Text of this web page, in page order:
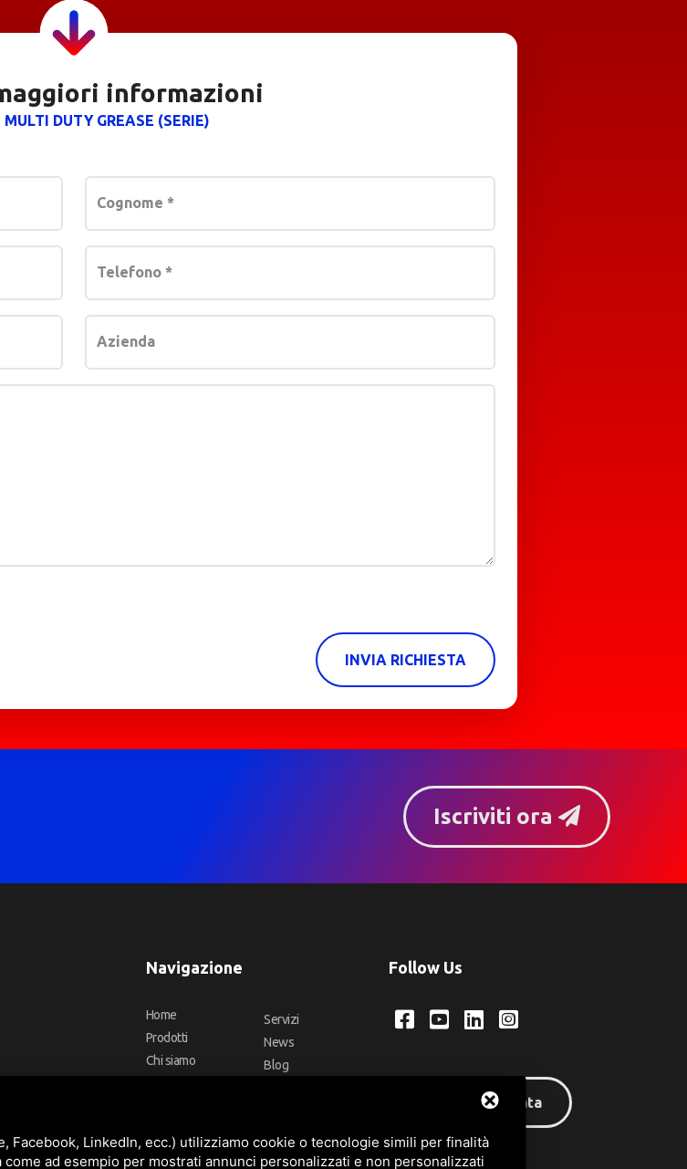
informazioni
MULTI DUTY GREASE (SERIE)
Cognome *
Telefono *
Azienda
INVIA RICHIESTA
Iscriviti ora
Navigazione
Home
Prodotti
Chi siamo
Servizi
News
Blog
Follow Us
Area riservata
Facebook, LinkedIn, ecc.) utilizziamo cookie o tecnologie simili per finalità
ad esempio per mostrati annunci personalizzati e non personalizzati